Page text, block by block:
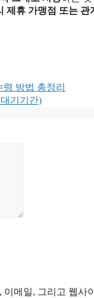
제휴 가맹점 또는 관
방법 총정리
기기간)
메일, 그리고 웹사